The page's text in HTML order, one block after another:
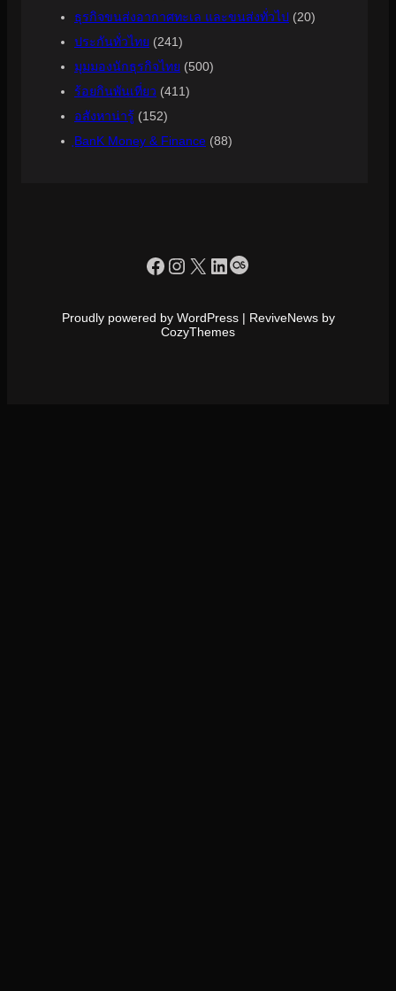
ธุรกิจขนส่งอากาศทะเล และขนส่งทั่วไป (20)
ประกันทั่วไทย (241)
มุมมองนักธุรกิจไทย (500)
ร้อยกินพันเที่ยว (411)
อสังหาน่ารู้ (152)
ฺBanK Money & Finance (88)
https://www.facebook.com/profile.php?id=100090086432719
Instagram
X LinkedIn
Last.fm
Proudly powered by WordPress | ReviveNews by
CozyThemes